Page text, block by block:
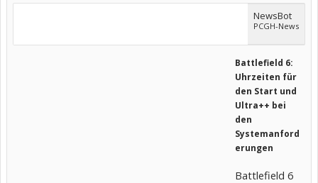
NewsBot
PCGH-News
Battlefield 6:
Uhrzeiten für
den Start und
Ultra++ bei
den
Systemanford
erungen
Battlefield 6